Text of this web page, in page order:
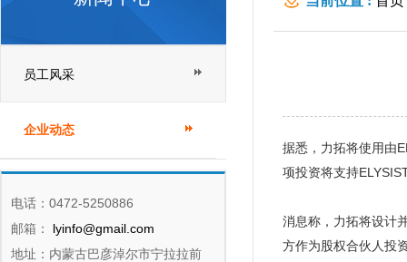
员工风采
企业动态
电话：0472-5250886
邮箱：
lyinfo@gmail.com
地址：内蒙古巴彦淖尔市宁拉拉前
据悉，力拓将使用由
项投资将支持
消息称，力拓将设计
方作为股权合伙人投